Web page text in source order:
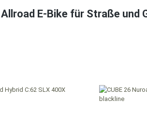
E-Bike für Straße und